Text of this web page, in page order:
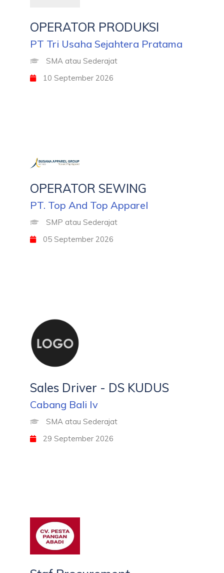
OPERATOR PRODUKSI
PT Tri Usaha Sejahtera Pratama
SMA atau Sederajat
10 September 2026
OPERATOR SEWING
PT. Top And Top Apparel
SMP atau Sederajat
05 September 2026
Sales Driver - DS KUDUS
Cabang Bali Iv
SMA atau Sederajat
29 September 2026